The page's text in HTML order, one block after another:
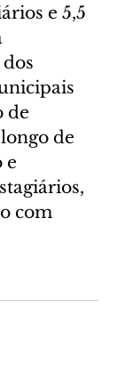
e 5,5
de
de
e
com